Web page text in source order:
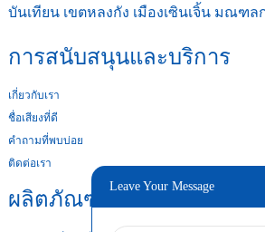
บันเทียน เขตหลงกัง เมืองเซินเจิ้น มณฑล
การสนับสนุนและบริการ
เกี่ยวกับเรา
ชื่อเสียงที่ดี
คำถามที่พบบ่อย
ติดต่อเรา
ผลิตภัณฑ์ของเรา
Leave Your Message